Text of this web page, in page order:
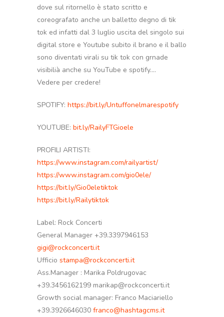
dove sul ritornello è stato scritto e
coreografato anche un balletto degno di tik
tok ed infatti dal 3 luglio uscita del singolo sui
digital store e Youtube subito il brano e il ballo
sono diventati virali su tik tok con grnade
visibilià anche su YouTube e spotify….
Vedere per credere!
SPOTIFY: https://bit.ly/Untuffonelmarespotify
YOUTUBE: bit.ly/RailyFTGioele
PROFILI ARTISTI:
https://www.instagram.com/railyartist/
https://www.instagram.com/gio0ele/
https://bit.ly/Gio0eletiktok
https://bit.ly/Railytiktok
Label: Rock Concerti
General Manager +39.3397946153
gigi@rockconcerti.it
Ufficio stampa@rockconcerti.it
Ass.Manager : Marika Poldrugovac
+39.3456162199 marikap@rockconcerti.it
Growth social manager: Franco Maciariello
+39.3926646030 franco@hashtagcms.it